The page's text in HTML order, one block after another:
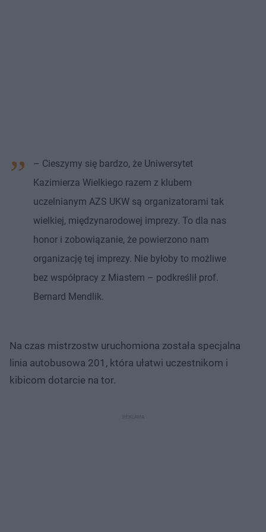
– Cieszymy się bardzo, że Uniwersytet
Kazimierza Wielkiego razem z klubem
uczelnianym AZS UKW są organizatorami tak
wielkiej, międzynarodowej imprezy. To dla nas
honor i zobowiązanie, że powierzono nam
organizację tej imprezy. Nie byłoby to możliwe
bez współpracy z Miastem – podkreślił prof.
Bernard Mendlik.
Na czas mistrzostw uruchomiona została specjalna
linia autobusowa 201, która ułatwi uczestnikom i
kibicom dotarcie na tor.